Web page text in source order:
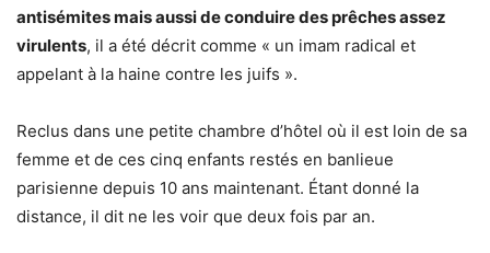
antisémites mais aussi de conduire des prêches assez
virulents, il a été décrit comme « un imam radical et
appelant à la haine contre les juifs ».
Reclus dans une petite chambre d’hôtel où il est loin de sa
femme et de ces cinq enfants restés en banlieue
parisienne depuis 10 ans maintenant. Étant donné la
distance, il dit ne les voir que deux fois par an.